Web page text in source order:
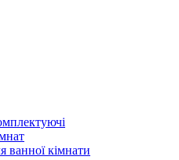
ванної кімнати